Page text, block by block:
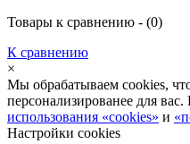
Товары к сравнению - (0)
К сравнению
×
Мы обрабатываем cookies,
персонализированее для
использования «cookies» и
Настройки cookies